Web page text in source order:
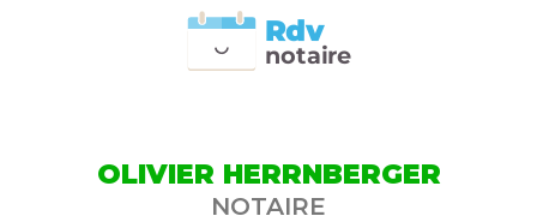
notaire
Rdv
OLIVIER HERRNBERGER
NOTAIRE